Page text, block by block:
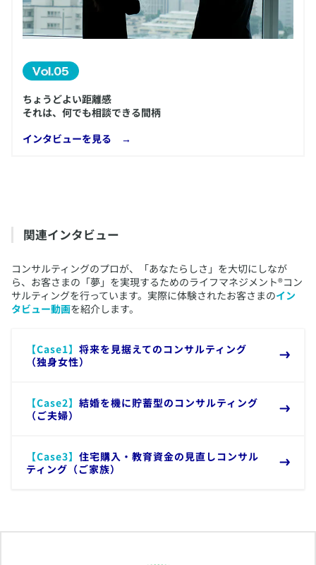
ちょうどよい距離感
それは、何でも相談できる間柄
​インタビューを見る →
​関連インタビュー
​コンサルティングのプロが、「あなたらしさ」を大切にしなが
ら、お客さまの「夢」を実現するためのライフマネジメント®コン
サルティングを行っています。実際に体験されたお客さまのイン
タビュー動画を紹介します。
​【Case1】 将来を見据えてのコンサルティング
（独身女性）
【​Case2】 結婚を機に貯蓄型のコンサルティング
（ご夫婦）
【​Case3】 住宅購入・教育資金の見直しコンサル
ティング（ご家族）